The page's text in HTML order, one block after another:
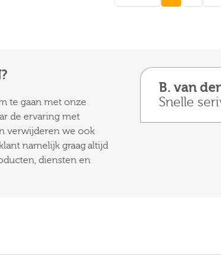
te gaan met onze
de ervaring met
verwijderen we ook
namelijk graag altijd
diensten en
B. van
Snelle